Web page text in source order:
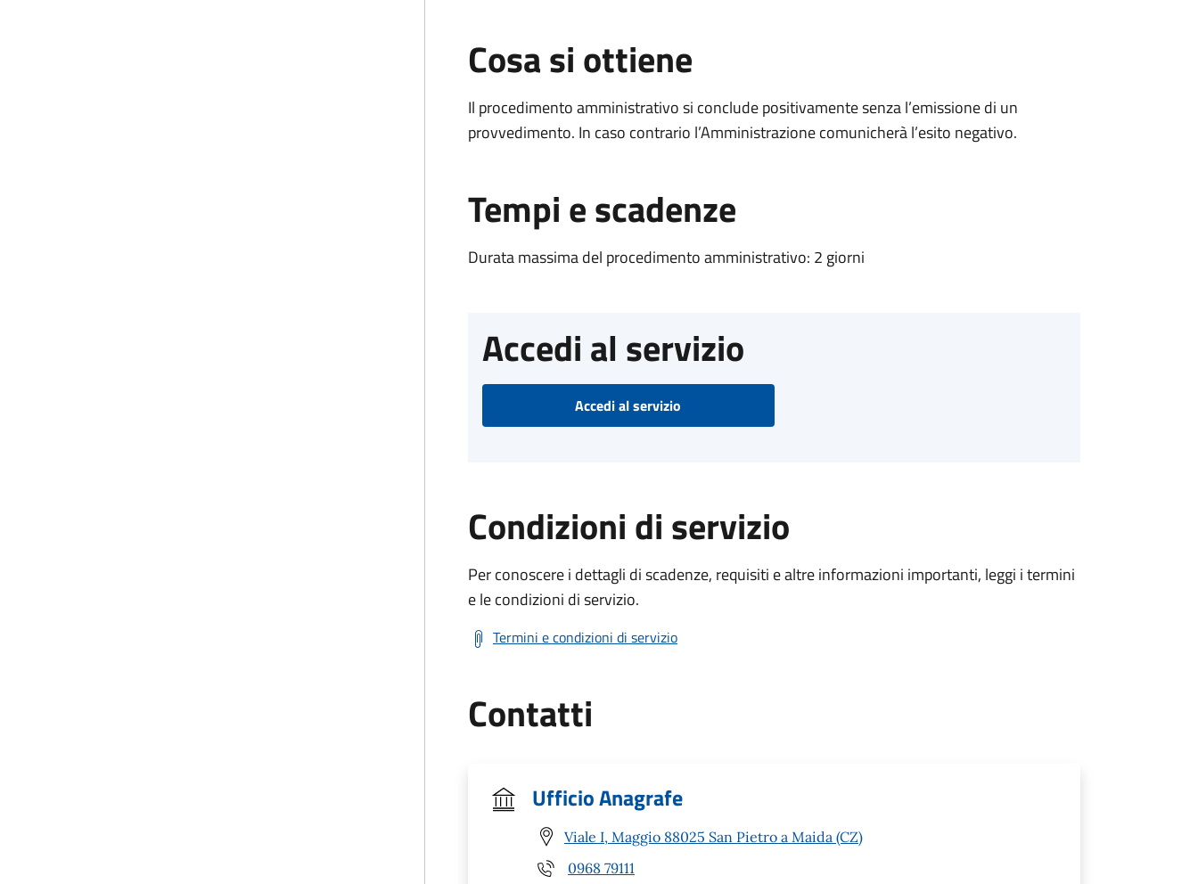
Cosa si ottiene
Il procedimento amministrativo si conclude positivamente senza l’emissione di un
provvedimento. In caso contrario l’Amministrazione comunicherà l’esito negativo.
Tempi e scadenze
Durata massima del procedimento amministrativo: 2 giorni
Accedi al servizio
Accedi al servizio
Condizioni di servizio
Per conoscere i dettagli di scadenze, requisiti e altre informazioni importanti, leggi i termini
e le condizioni di servizio.
Termini e condizioni di servizio
Contatti
Ufficio Anagrafe
Viale I, Maggio 88025 San Pietro a Maida (CZ)
0968 79111